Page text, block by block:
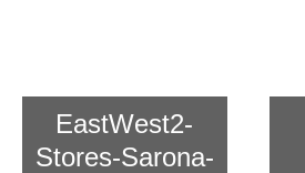
EastWest2-
Stores-Sarona-